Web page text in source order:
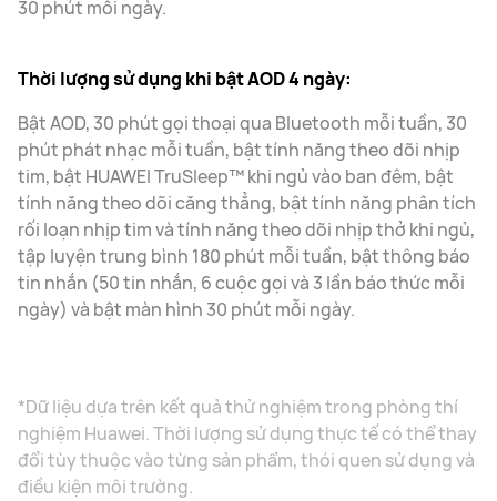
30 phút mỗi ngày.
Thời lượng sử dụng khi bật AOD 4 ngày:
Bật AOD, 30 phút gọi thoại qua Bluetooth mỗi tuần, 30
phút phát nhạc mỗi tuần, bật tính năng theo dõi nhịp
tim, bật HUAWEI TruSleep™ khi ngủ vào ban đêm, bật
tính năng theo dõi căng thẳng, bật tính năng phân tích
rối loạn nhịp tim và tính năng theo dõi nhịp thở khi ngủ,
tập luyện trung bình 180 phút mỗi tuần, bật thông báo
tin nhắn (50 tin nhắn, 6 cuộc gọi và 3 lần báo thức mỗi
ngày) và bật màn hình 30 phút mỗi ngày.
*Dữ liệu dựa trên kết quả thử nghiệm trong phòng thí
nghiệm Huawei. Thời lượng sử dụng thực tế có thể thay
đổi tùy thuộc vào từng sản phẩm, thói quen sử dụng và
điều kiện môi trường.